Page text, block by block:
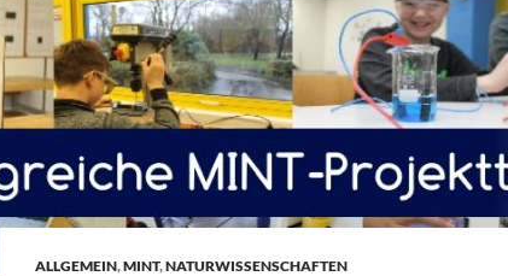
ALLGEMEIN,MINT,NATURWISSENSCHAFTEN